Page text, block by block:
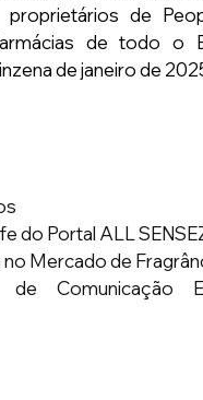
proprietários de
de todo o
de janeiro de
do Portal ALL
no Mercado de
de Comunicação